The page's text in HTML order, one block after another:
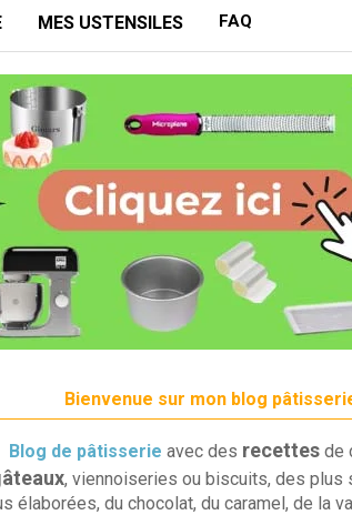
MES USTENSILES FAQ
Bienvenue sur mon blog
Blog de pâtisserie avec des recettes de
, viennoiseries ou biscuits, des plus
élaborées, du chocolat, du caramel, de la